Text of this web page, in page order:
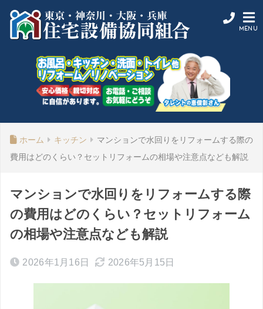
ホーム キッチン
マンションで水回りをリフォームする際の
費用はどのくらい？セットリフォームの相場や注意点なども解説
マンションで水回りをリフォームする際
の費用はどのくらい？セットリフォーム
の相場や注意点なども解説
2026年1月16日 2026年5月15日